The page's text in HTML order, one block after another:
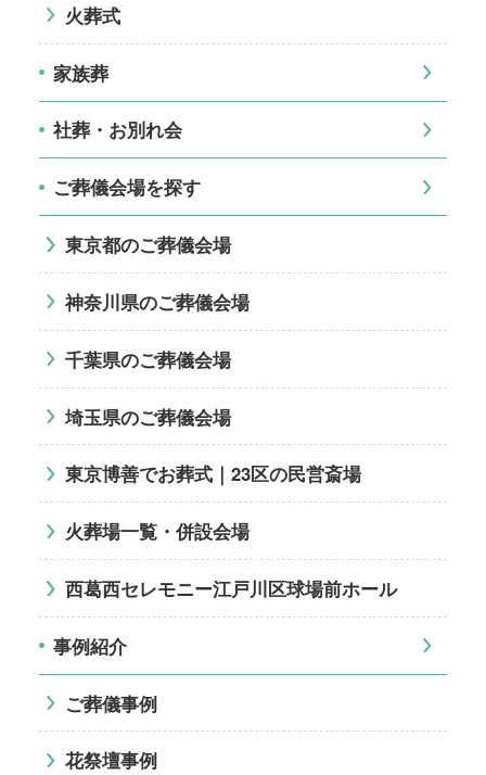
火葬式
家族葬
社葬・お別れ会
ご葬儀会場を探す
東京都のご葬儀会場
神奈川県のご葬儀会場
千葉県のご葬儀会場
埼玉県のご葬儀会場
東京博善でお葬式｜23区の民営斎場
火葬場一覧・併設会場
西葛西セレモニー江戸川区球場前ホール
事例紹介
ご葬儀事例
花祭壇事例